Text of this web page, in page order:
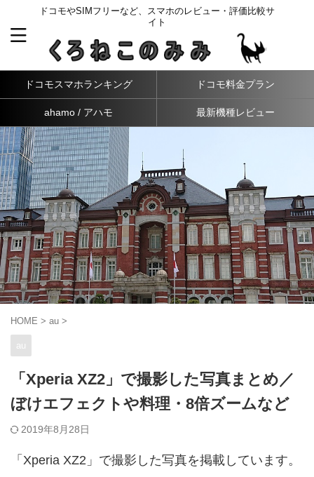
ドコモやSIMフリーなど、スマホのレビュー・評価比較サ
イト
ドコモスマホランキング ドコモ料金プラン
ahamo / アハモ 最新機種レビュー
HOME > au >
au
「Xperia XZ2」で撮影した写真まとめ／
ぼけエフェクトや料理・8倍ズームなど
2019年8月28日
「Xperia XZ2」で撮影した写真を掲載しています。